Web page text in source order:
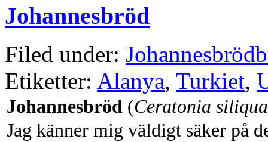
Johannesbröd
Filed under:
Etiketter: Alanya, Turkiet,
Johannesbröd (Ceratonia siliqua
Jag känner mig väldigt säker på